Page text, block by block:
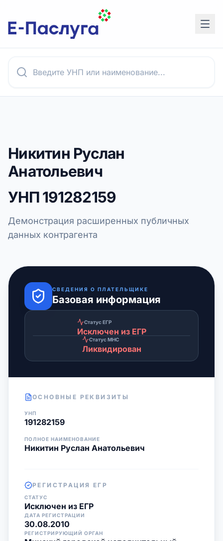
Никитин Руслан
Анатольевич
УНП191282159
Демонстрация расширенных публичных
данных контрагента
СВЕДЕНИЯ О ПЛАТЕЛЬЩИКЕ
Базовая информация
Статус ЕГР
Исключен из ЕГР
Статус МНС
Ликвидирован
ОСНОВНЫЕ РЕКВИЗИТЫ
УНП
191282159
ПОЛНОЕ НАИМЕНОВАНИЕ
Никитин Руслан Анатольевич
РЕГИСТРАЦИЯ ЕГР
СТАТУС
Исключен из ЕГР
ДАТА РЕГИСТРАЦИИ
30.08.2010
РЕГИСТРИРУЮЩИЙ ОРГАН